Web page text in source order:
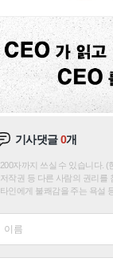
기사댓글0개
200자까지 쓰실 수 있습니다. (
저작권 등 다른 사람의 권리를
타인에게 불쾌감을 주는 욕설